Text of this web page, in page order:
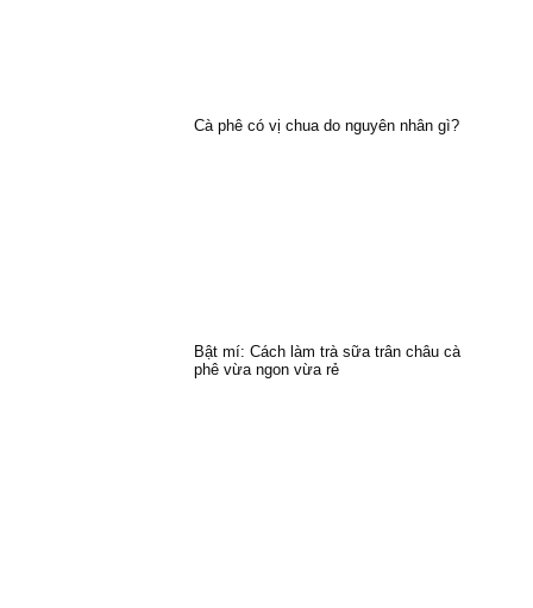
Cà phê có vị chua do nguyên nhân gì?
Bật mí: Cách làm trà sữa trân châu cà
phê vừa ngon vừa rẻ